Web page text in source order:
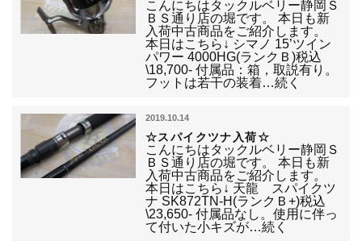
こんにちはタックルベリー静岡Ｓ
ＢＳ通り店の堀です。 本日も新
入荷中古商品をご紹介します。
本日はこちら↓ シマノ 15’ツイン
パワー 4000HG(ランクＢ)税込
\18,700- 付属品：箱，取説有り。
フットは若干の装着…続く
2019.10.14
☆スパイクツナ入荷☆
こんにちはタックルベリー静岡Ｓ
ＢＳ通り店の堀です。 本日も新
入荷中古商品をご紹介します。
本日はこちら↓ 天龍 スパイクツ
ナ SK872TN-H(ランクＢ+)税込
\23,650- 付属品なし。使用に伴っ
て付いた小キズが…続く